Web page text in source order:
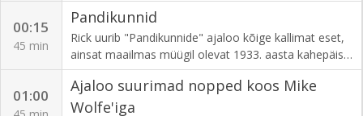
jope autentsust. Chum on lummatud mõnedest
unikaalsetest esemetest Hollywoodi kuldsest
ajastust.
00:15
45 min
Pandikunnid
Rick uurib "Pandikunnide" ajaloo kõige kallimat eset,
ainsat maailmas müügil olevat 1933. aasta kahepäise
kotkaga kuldmünti. Kas Rick suudab sõlmida tehingu
või üritab müüja teda rahast tühjaks nokkida?
01:00
Ajaloo suurimad nopped koos Mike
Wolfe'iga